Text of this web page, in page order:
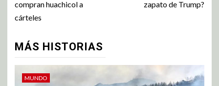
compran huachicol a
cárteles
zapato de Trump?
MÁS HISTORIAS
MUNDO